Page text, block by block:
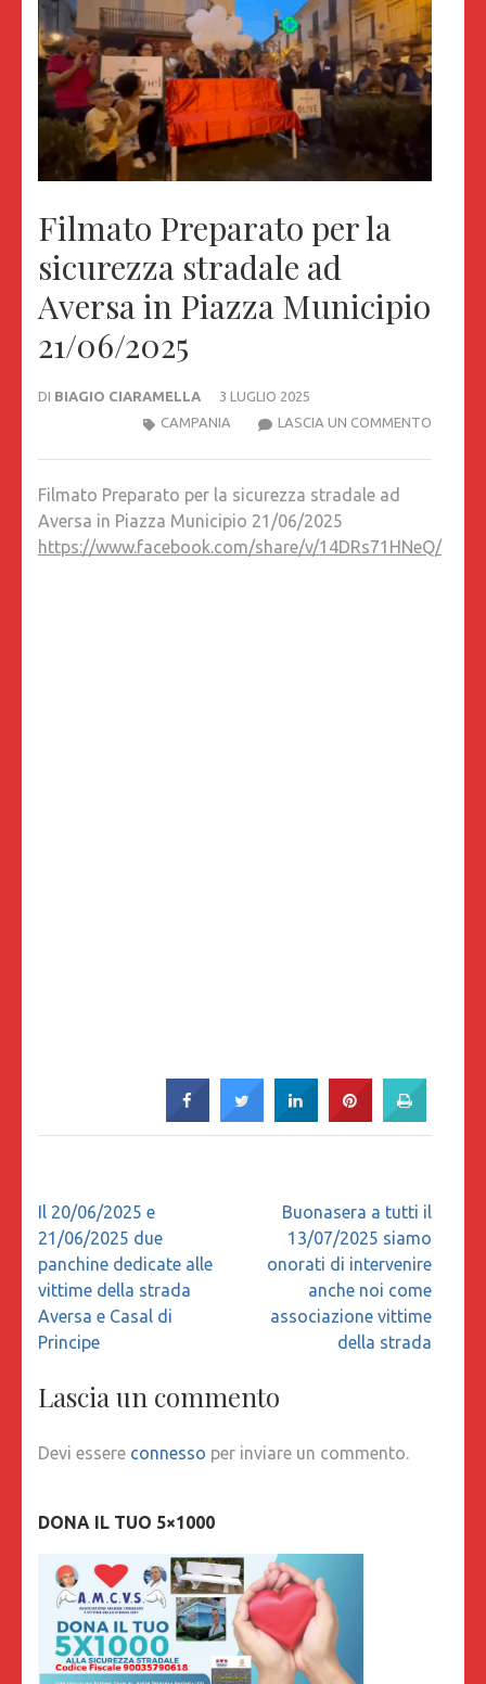
Filmato Preparato per la
sicurezza stradale ad
Aversa in Piazza Municipio
21/06/2025
DI BIAGIO CIARAMELLA
3 LUGLIO 2025
LASCIA UN COMMENTO
CAMPANIA
Filmato Preparato per la sicurezza stradale ad
Aversa in Piazza Municipio 21/06/2025
https://www.facebook.com/share/v/14DRs71HNeQ/
Navigazione
articoli
Il 20/06/2025 e
21/06/2025 due
panchine dedicate alle
vittime della strada
Aversa e Casal di
Principe
Buonasera a tutti il
13/07/2025 siamo
onorati di intervenire
anche noi come
associazione vittime
della strada
Lascia un commento
Devi essere connesso per inviare un commento.
DONA IL TUO 5×1000